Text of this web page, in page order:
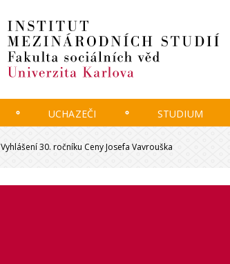
UCHAZEČI STUDIUM
Vyhlášení 30. ročníku Ceny Josefa Vavrouška